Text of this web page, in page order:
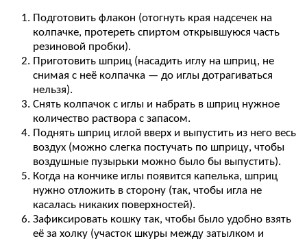
Подготовить флакон (отогнуть края надсечек на
колпачке, протереть спиртом открывшуюся часть
резиновой пробки).
Приготовить шприц (насадить иглу на шприц, не
снимая с неё колпачка — до иглы дотрагиваться
нельзя).
Снять колпачок с иглы и набрать в шприц нужное
количество раствора с запасом.
Поднять шприц иглой вверх и выпустить из него весь
воздух (можно слегка постучать по шприцу, чтобы
воздушные пузырьки можно было бы выпустить).
Когда на кончике иглы появится капелька, шприц
нужно отложить в сторону (так, чтобы игла не
касалась никаких поверхностей).
Зафиксировать кошку так, чтобы было удобно взять
её за холку (участок шкуры между затылком и